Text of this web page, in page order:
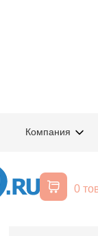
Компания
0